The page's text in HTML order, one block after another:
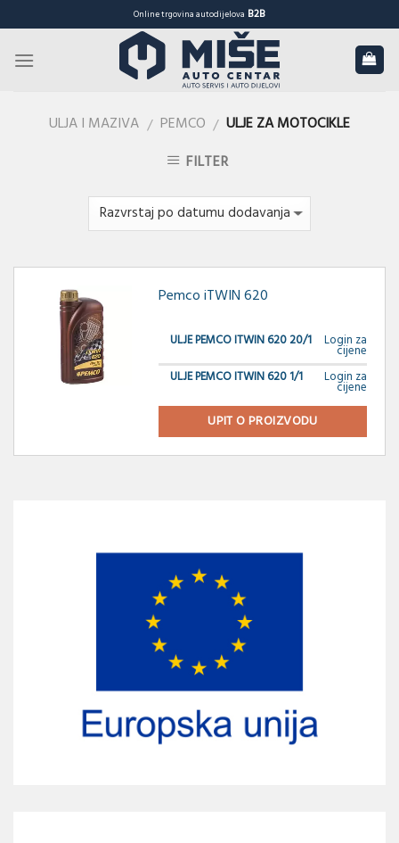
to
content
Online trgovina autodijelova B2B
ULJA I MAZIVA / PEMCO / ULJE ZA MOTOCIKLE
FILTER
Pemco iTWIN 620
ULJE PEMCO ITWIN 620 20/1 Login za
cijene
ULJE PEMCO ITWIN 620 1/1
Login za
cijene
UPIT O PROIZVODU